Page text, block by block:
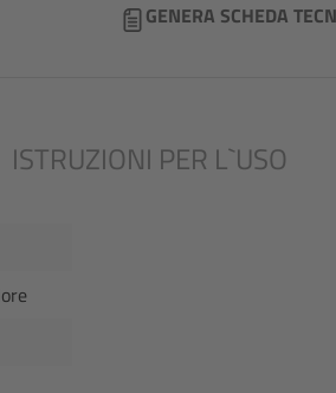
GENERA SCHEDA
ISTRUZIONI PER L`USO